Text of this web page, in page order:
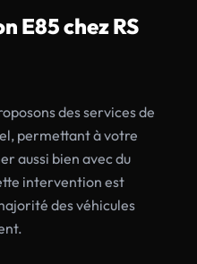
E85 chez RS
des services de
permettant à votre
aussi bien avec du
intervention est
des véhicules